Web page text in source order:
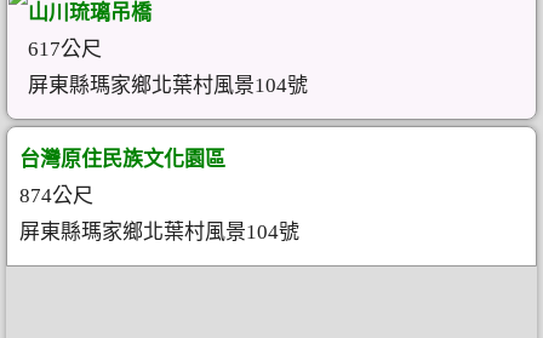
山川琉璃吊橋
617公尺
屏東縣瑪家鄉北葉村風景104號
台灣原住民族文化園區
874公尺
屏東縣瑪家鄉北葉村風景104號